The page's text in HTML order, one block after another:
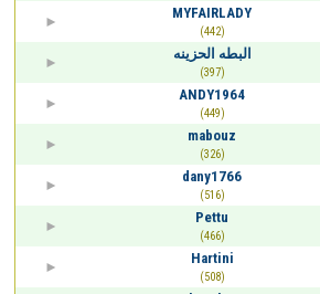
MYFAIRLADY
(442)
البطه الحزينه
(397)
ANDY1964
(449)
mabouz
(326)
dany1766
(516)
Pettu
(466)
Hartini
(508)